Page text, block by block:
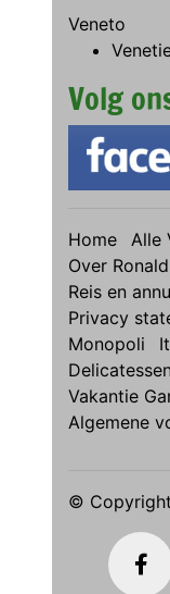
Veneto
Volg
Home Alle
Over Ronald
Reis en
Privacy
Monopoli
Delicatessen
Vakantie
Algemene
©